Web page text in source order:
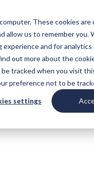
These cookies
allow us to remember you.
experience and for
out more about the
tracked when you visit
preference not to be
settings